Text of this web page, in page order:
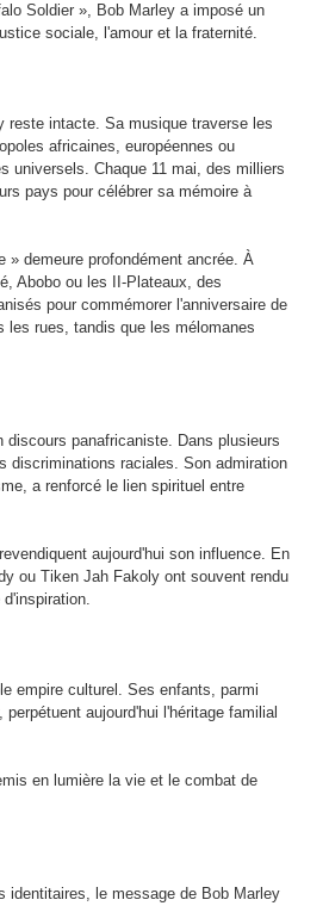
Soldier », Bob Marley a imposé un
sociale, l'amour et la fraternité.
reste intacte. Sa musique traverse les
africaines, européennes ou
universels. Chaque 11 mai, des milliers
pays pour célébrer sa mémoire à
» demeure profondément ancrée. À
Abobo ou les II-Plateaux, des
pour commémorer l'anniversaire de
les rues, tandis que les mélomanes
panafricaniste. Dans plusieurs
discriminations raciales. Son admiration
a renforcé le lien spirituel entre
aujourd'hui son influence. En
ou Tiken Jah Fakoly ont souvent rendu
empire culturel. Ses enfants, parmi
aujourd'hui l'héritage familial
en lumière la vie et le combat de
identitaires, le message de Bob Marley